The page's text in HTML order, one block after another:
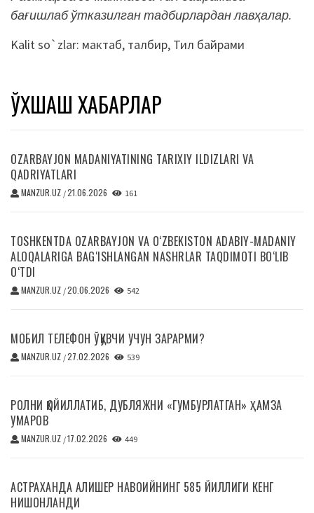
бағишлаб ўтказилган тадбирлардан лавҳалар.
Kalit so`zlar: мактаб, талбир, Тил байрами
ЎХШАШ ХАБАРЛАР
OZARBAYJON MADANIYATINING TARIXIY ILDIZLARI VA
QADRIYATLARI
MANZUR.UZ /21.06.2026 161
TOSHKENTDA OZARBAYJON VA O‘ZBEKISTON ADABIY-MADANIY
ALOQALARIGA BAG‘ISHLANGAN NASHRLAR TAQDIMOTI BO‘LIB
O‘TDI
MANZUR.UZ /20.06.2026 542
МОБИЛ ТЕЛЕФОН ЎҚУВЧИ УЧУН ЗАРАРМИ?
MANZUR.UZ /27.02.2026 539
РОЛНИ ҚОЙИЛЛАТИБ, ДУБЛЯЖНИ «ГУМБУРЛАТГАН» ҲАМЗА
УМАРОВ
MANZUR.UZ /17.02.2026 449
АСТРАХАНДА АЛИШЕР НАВОИЙНИНГ 585 ЙИЛЛИГИ КЕНГ
НИШОНЛАНДИ